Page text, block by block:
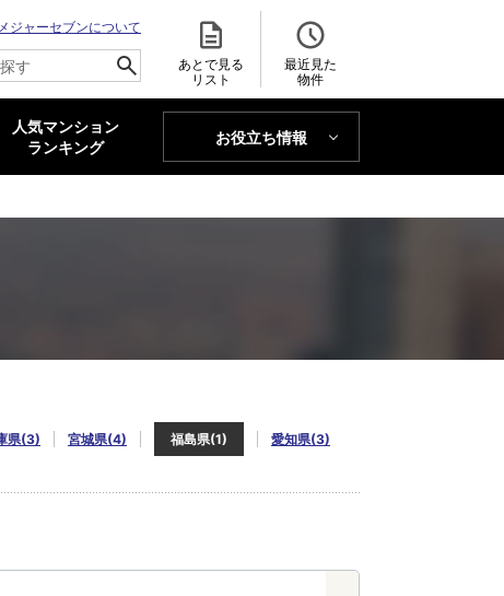
メジャーセブンについて
あとで見る
リスト
最近見た
物件
人気マンション
ランキング
お役立ち情報
MAJOR'S BLOG
県(3) 宮城県(4) 福島県(1) 愛知県(3)